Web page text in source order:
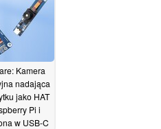
Kamera
nadająca
jako HAT
Pi i
w USB-C